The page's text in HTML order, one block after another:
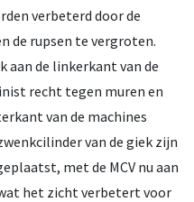
verbeterd door de
de rupsen te vergroten.
aan de linkerkant van de
recht tegen muren en
van de machines
van de giek zijn
met de MCV nu aan
het zicht verbetert voor